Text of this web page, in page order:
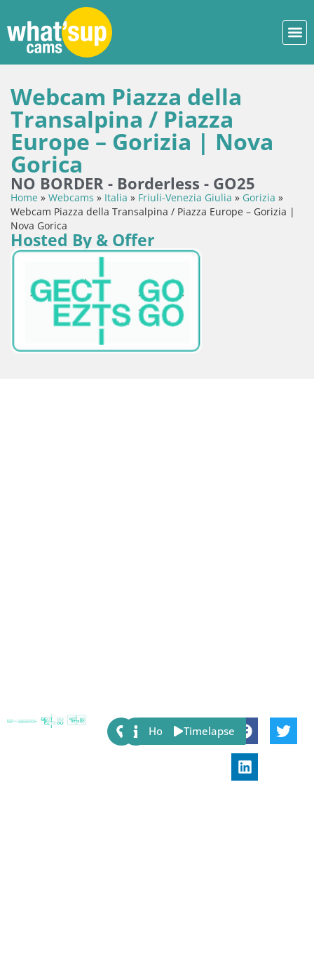
Webcam Piazza della
Transalpina / Piazza
Europe – Gorizia | Nova
Gorica
NO BORDER - Borderless - GO25
Home » Webcams » Italia » Friuli-Venezia Giulia » Gorizia »
Webcam Piazza della Transalpina / Piazza Europe – Gorizia |
Nova Gorica
Hosted By & Offer
Share:
Host Timelapse